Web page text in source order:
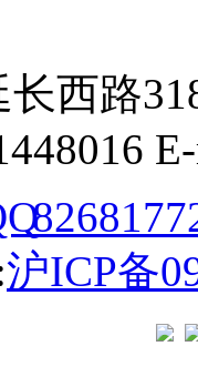
长西路
沪ICP备